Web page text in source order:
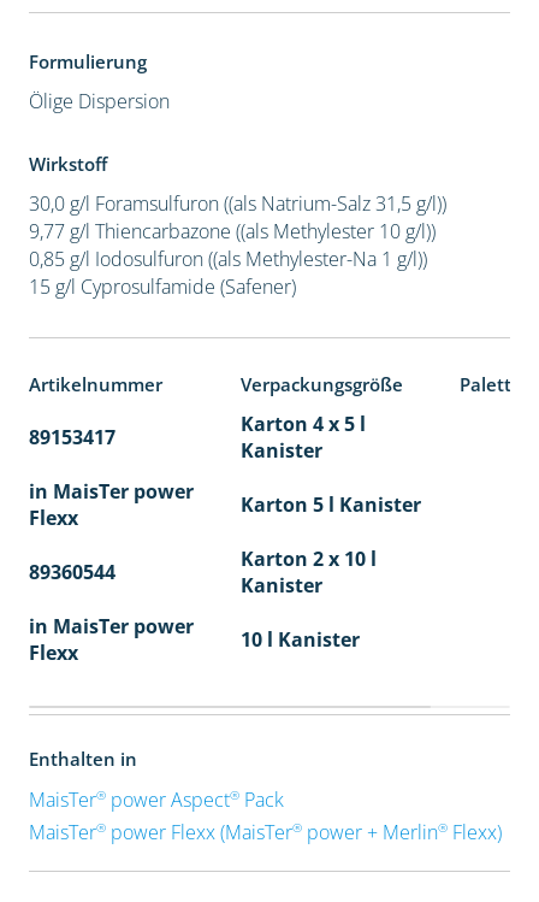
Formulierung
Ölige Dispersion
Wirkstoff
30,0 g/l Foramsulfuron ((als Natrium-Salz 31,5 g/l))
9,77 g/l Thiencarbazone ((als Methylester 10 g/l))
0,85 g/l Iodosulfuron ((als Methylester-Na 1 g/l))
15 g/l Cyprosulfamide (Safener)
Artikelnummer Verpackungsgröße
89153417
Karton 4 x 5 l
Kanister
in MaisTer power
Flexx
Karton 5 l Kanister
89360544
Karton 2 x 10 l
Kanister
in MaisTer power
Flexx
10 l Kanister
Enthalten in
MaisTer®power Aspect®Pack
MaisTer®power Flexx (MaisTer®power + Merlin®Flexx)